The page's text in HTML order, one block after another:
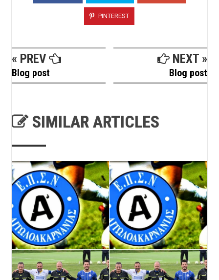
PINTEREST
« PREV
Blog post
NEXT »
Blog post
SIMILAR ARTICLES